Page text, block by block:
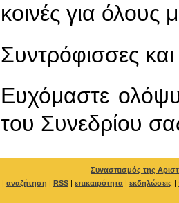
κοινές για όλους
Συντρόφισσες
Ευχόμαστε
του Συνεδρίου
Συνασπισμός της
| αναζήτηση | RSS | επικαιρότητα | εκδηλώσεις |